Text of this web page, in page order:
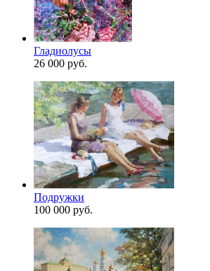
Гладиолусы
26 000 руб.
Подружки
100 000 руб.